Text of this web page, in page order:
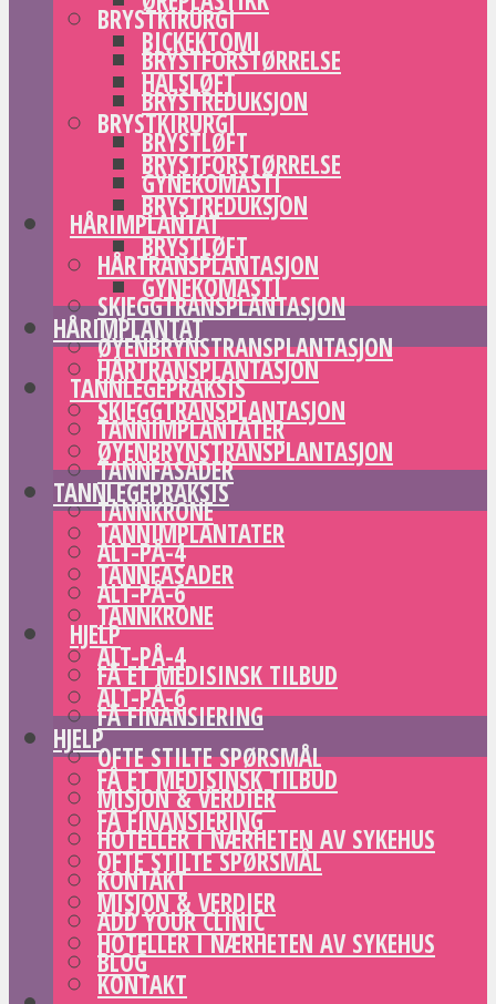
BRYSTKIRURGI
BRYSTFORSTØRRELSE
BRYSTREDUKSJON
BRYSTLØFT
GYNEKOMASTI
HÅRIMPLANTAT
HÅRTRANSPLANTASJON
SKJEGGTRANSPLANTASJON
ØYENBRYNSTRANSPLANTASJON
TANNLEGEPRAKSIS
TANNIMPLANTATER
TANNFASADER
TANNKRONE
ALT-PÅ-4
ALT-PÅ-6
HJELP
FÅ ET MEDISINSK TILBUD
FÅ FINANSIERING
OFTE STILTE SPØRSMÅL
MISJON & VERDIER
HOTELLER I NÆRHETEN AV SYKEHUS
KONTAKT
ADD YOUR CLINIC
BLOG
BICKEKTOMI
HALSLØFT
BRYSTKIRURGI
BRYSTFORSTØRRELSE
BRYSTREDUKSJON
BRYSTLØFT
GYNEKOMASTI
HÅRIMPLANTAT
HÅRTRANSPLANTASJON
SKJEGGTRANSPLANTASJON
ØYENBRYNSTRANSPLANTASJON
TANNLEGEPRAKSIS
TANNIMPLANTATER
TANNFASADER
TANNKRONE
ALT-PÅ-4
ALT-PÅ-6
HJELP
FÅ ET MEDISINSK TILBUD
FÅ FINANSIERING
OFTE STILTE SPØRSMÅL
MISJON & VERDIER
HOTELLER I NÆRHETEN AV SYKEHUS
KONTAKT